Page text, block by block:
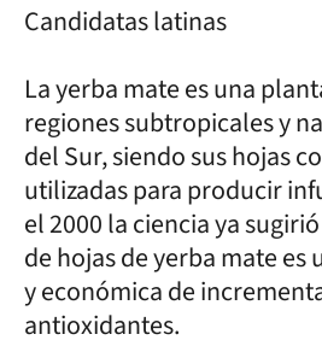
Candidatas latinas
La yerba mate es una
regiones subtropicales y
del Sur, siendo sus hojas
utilizadas para producir
el 2000 la ciencia ya
de hojas de yerba mate es
y económica de
antioxidantes.